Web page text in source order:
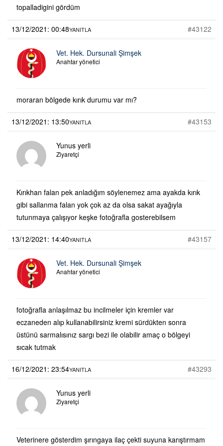
topalladigini gördüm
13/12/2021: 00:48 #43122
YANITLA
Vet. Hek. Dursunali Şimşek
Anahtar yönetici
moraran bölgede kırık durumu var mı?
13/12/2021: 13:50 #43153
YANITLA
Yunus yerli
Ziyaretçi
Kırıkhan falan pek anladığım söylenemez ama ayakda kırık
gibi sallanma falan yok çok az da olsa sakat ayağıyla
tutunmaya çalışıyor keşke fotoğrafla gosterebilsem
13/12/2021: 14:40 #43157
YANITLA
Vet. Hek. Dursunali Şimşek
Anahtar yönetici
fotoğrafla anlaşılmaz bu incilmeler için kremler var
eczaneden alıp kullanabilirsiniz kremi sürdükten sonra
üstünü sarmalısınız sargı bezi ile olabilir amaç o bölgeyi
sıcak tutmak
16/12/2021: 23:54 #43293
YANITLA
Yunus yerli
Ziyaretçi
Veterinere gösterdim şırıngaya ilaç çekti suyuna karıştırmam